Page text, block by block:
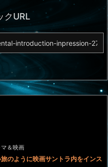
クURL
マ＆映画
のように映画サントラ内をインス